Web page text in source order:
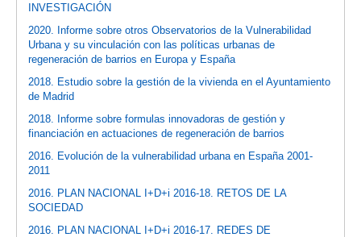
INVESTIGACIÓN
2020. Informe sobre otros Observatorios de la Vulnerabilidad
Urbana y su vinculación con las políticas urbanas de
regeneración de barrios en Europa y España
2018. Estudio sobre la gestión de la vivienda en el Ayuntamiento
de Madrid
2018. Informe sobre formulas innovadoras de gestión y
financiación en actuaciones de regeneración de barrios
2016. Evolución de la vulnerabilidad urbana en España 2001-
2011
2016. PLAN NACIONAL I+D+i 2016-18. RETOS DE LA
SOCIEDAD
2016. PLAN NACIONAL I+D+i 2016-17. REDES DE